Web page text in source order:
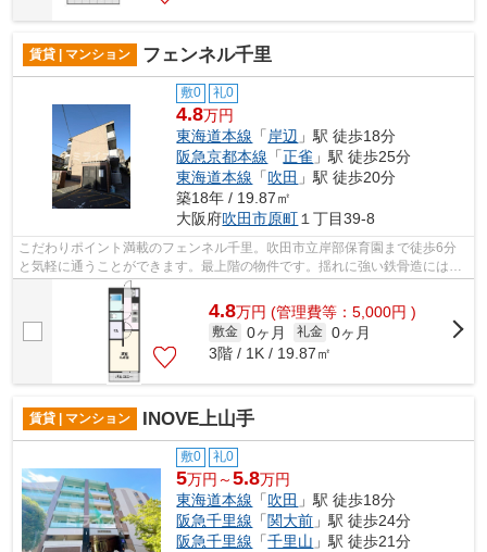
賃貸 | マンション フェンネル千里
敷0 礼0
4.8万円
東海道本線 「岸辺 」駅 徒歩18分
阪急京都本線 「正雀 」駅 徒歩25分
東海道本線 「吹田 」駅 徒歩20分
築18年 / 19.87㎡
大阪府吹田市原町１丁目39-8
こだわりポイント満載のフェンネル千里。吹田市立岸部保育園まで徒歩6分
と気軽に通うことができます。最上階の物件です。揺れに強い鉄骨造には安
心感があります。ミライズ吹田店では、...
4.8万円 (管理費等：5,000円 )
敷金 0ヶ月 礼金 0ヶ月
3階 / 1K / 19.87㎡
賃貸 | マンション INOVE上山手
敷0 礼0
5万円～5.8万円
東海道本線 「吹田 」駅 徒歩18分
阪急千里線 「関大前 」駅 徒歩24分
阪急千里線 「千里山 」駅 徒歩21分